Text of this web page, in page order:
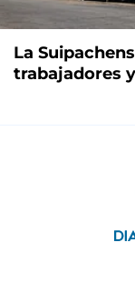
La
trabajadores